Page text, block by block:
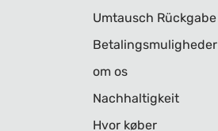
Umtausch Rückgabe
Betalingsmuligheder
om os
Nachhaltigkeit
Hvor køber